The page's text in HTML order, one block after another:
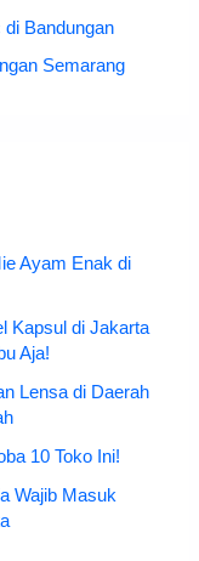
Bandungan
Semarang
Ayam Enak di
Kapsul di Jakarta
Aja!
Lensa di Daerah
10 Toko Ini!
Wajib Masuk